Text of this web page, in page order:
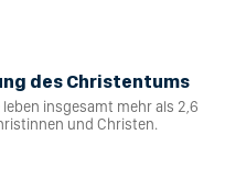
des Christentums
leben insgesamt mehr als 2,6
und Christen.